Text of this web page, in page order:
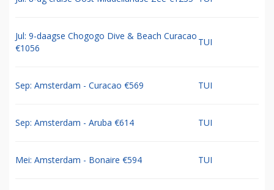
Jul: 9-daagse Chogogo Dive & Beach Curacao
€1056
TUI
Sep: Amsterdam - Curacao €569 TUI
Sep: Amsterdam - Aruba €614 TUI
Mei: Amsterdam - Bonaire €594 TUI